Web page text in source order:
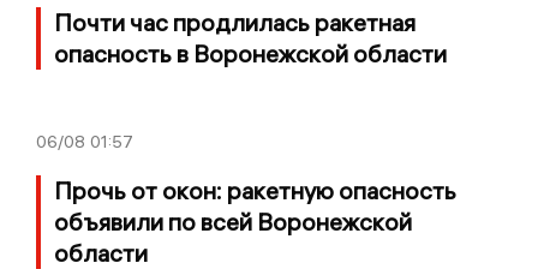
Почти час продлилась ракетная
опасность в Воронежской области
06/08 01:57
Прочь от окон: ракетную опасность
объявили по всей Воронежской
области